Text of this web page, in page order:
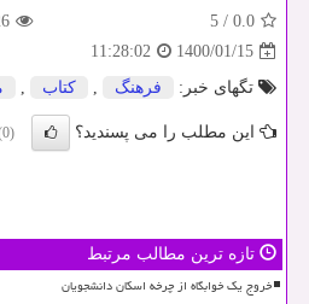
0.0
/
5
1400/01/15
11:28:02
تگهای خبر:
فرهنگ , كتاب ,
این مطلب را می پسندید؟ (0)
تازه ترین مطالب مرتبط
خروج یک خوابگاه از چرخه اسکان دانشجویان